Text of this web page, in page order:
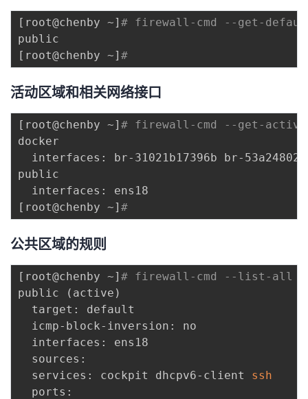
[ root@chenby ~] # firewall-cmd --get-
[ root@chenby ~] #
活动区域和相关网络接口
[ root@chenby ~] # firewall-cmd --get-
docker
interfaces: br-31021b17396b br-
public
[ root@chenby ~] #
公共区域的规则
[ root@chenby ~] # firewall-cmd --list-all --
public
( active )
  target: default
  icmp-block-inversion: no
  interfaces: ens18
  sources:
  services: cockpit dhcpv6-client
ssh
  ports: